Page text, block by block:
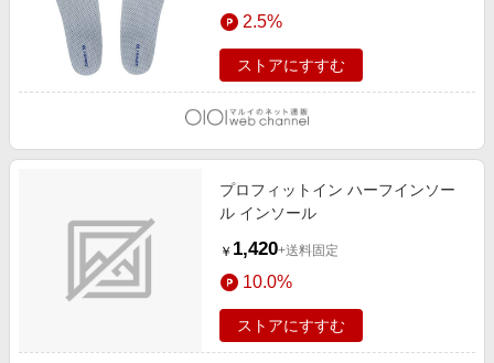
2.5%
ストアにすすむ
プロフィットイン ハーフインソー
ル インソール
￥ 1,420+送料固定
10.0%
ストアにすすむ